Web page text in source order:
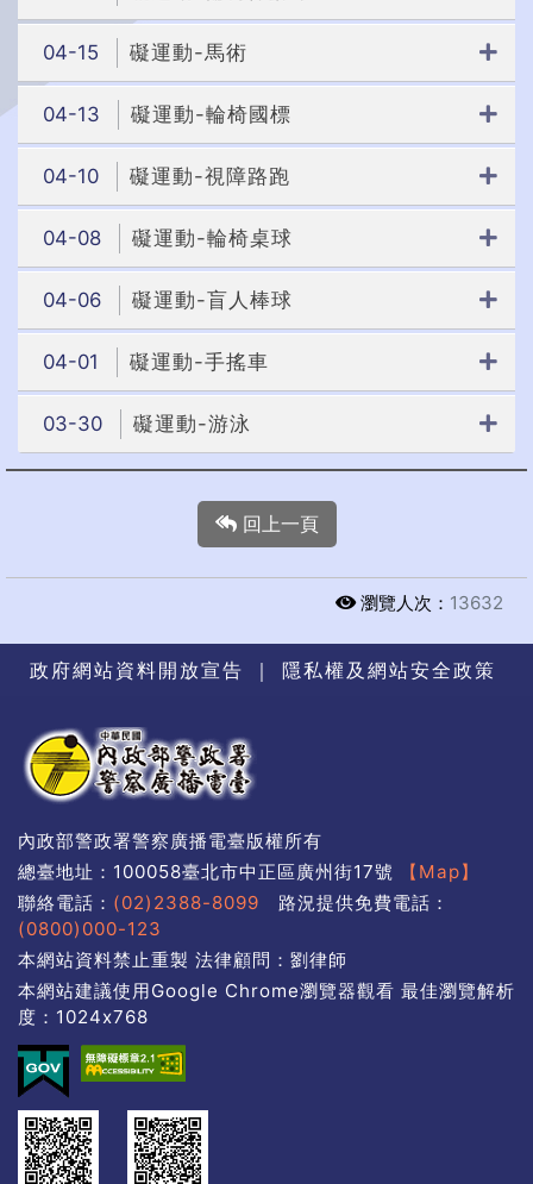
04-15 礙運動-馬術
04-13 礙運動-輪椅國標
04-10 礙運動-視障路跑
04-08 礙運動-輪椅桌球
04-06 礙運動-盲人棒球
04-01 礙運動-手搖車
03-30 礙運動-游泳
回上一頁
瀏覽人次： 13632
政府網站資料開放宣告 ｜ 隱私權及網站安全政策
內政部警政署警察廣播電臺版權所有
總臺地址：100058臺北市中正區廣州街17號
【Map】
聯絡電話： (02)2388-8099 路況提供免費電話：
(0800)000-123
本網站資料禁止重製 法律顧問：劉律師
本網站建議使用Google Chrome瀏覽器觀看 最佳瀏覽解析
度：1024x768